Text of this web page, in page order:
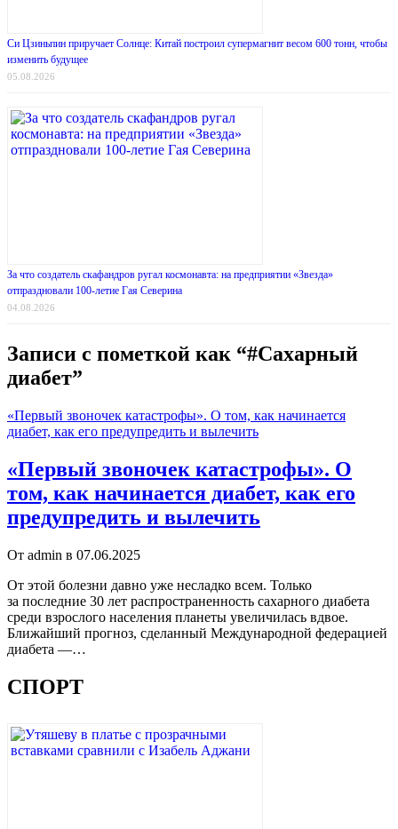
Си Цзиньпин приручает Солнце: Китай построил супермагнит весом 600 тонн, чтобы
изменить будущее
05.08.2026
За что создатель скафандров ругал космонавта: на предприятии «Звезда»
отпраздновали 100-летие Гая Северина
04.08.2026
Записи с пометкой как “#Сахарный
диабет”
«Первый звоночек катастрофы». О том, как начинается
диабет, как его предупредить и вылечить
«Первый звоночек катастрофы». О
том, как начинается диабет, как его
предупредить и вылечить
От admin в 07.06.2025
От этой болезни давно уже несладко всем. Только
за последние 30 лет распространенность сахарного диабета
среди взрослого населения планеты увеличилась вдвое.
Ближайший прогноз, сделанный Международной федерацией
диабета —…
СПОРТ